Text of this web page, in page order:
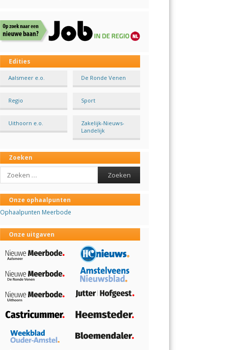
Edities
Aalsmeer e.o. De Ronde Venen
Regio Sport
Uithoorn e.o.
Zakelijk-Nieuws-
Landelijk
Zoeken
Search
Onze ophaalpunten
Ophaalpunten Meerbode
Onze uitgaven